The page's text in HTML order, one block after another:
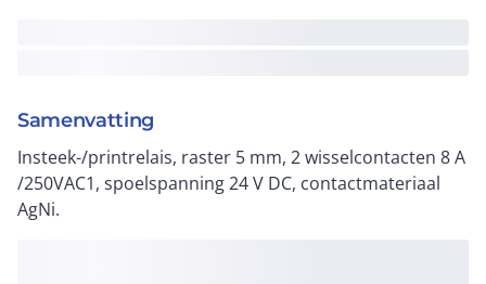
Samenvatting
Insteek-/printrelais, raster 5 mm, 2 wisselcontacten 8 A
/250VAC1, spoelspanning 24 V DC, contactmateriaal
AgNi.